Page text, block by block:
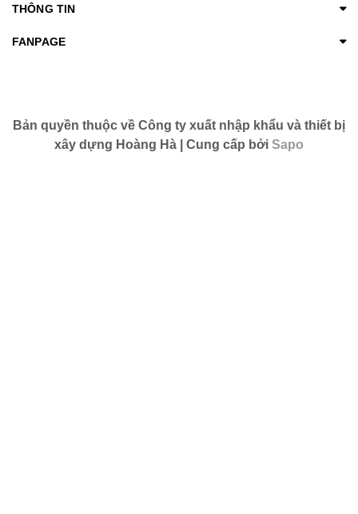
THÔNG TIN
FANPAGE
Bản quyền thuộc về Công ty xuất nhập khẩu và thiết bị
xây dựng Hoàng Hà | Cung cấp bởi Sapo